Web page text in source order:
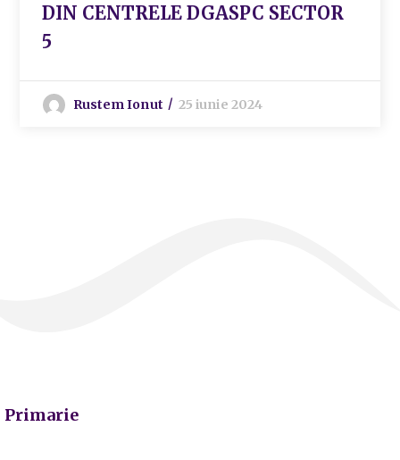
DIN CENTRELE DGASPC SECTOR
5
Rustem Ionut 25 iunie 2024
Primarie